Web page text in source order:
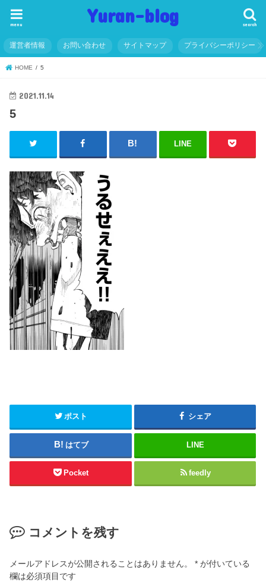
Yuran-blog search
menu
運営者情報 お問い合わせ サイトマップ プライバシーポリシー
HOME 5
2021.11.14
5
LINE
ポスト シェア
はてブ LINE
Pocket feedly
コメントを残す
メールアドレスが公開されることはありません。 * が付いている
欄は必須項目です